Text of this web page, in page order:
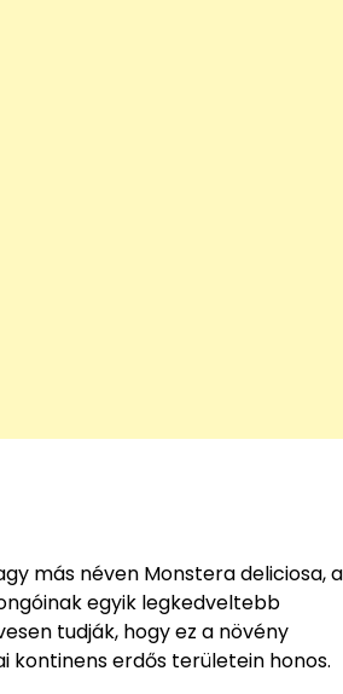
más néven Monstera deliciosa, a
egyik legkedveltebb
tudják, hogy ez a növény
kontinens erdős területein honos.